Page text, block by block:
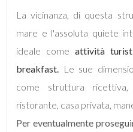
La vicinanza, di questa
mare e l'assoluta quiete
ideale come attività
breakfast. Le sue
come struttura ricettiva,
ristorante, casa privata,
Per eventualmente
Arredato